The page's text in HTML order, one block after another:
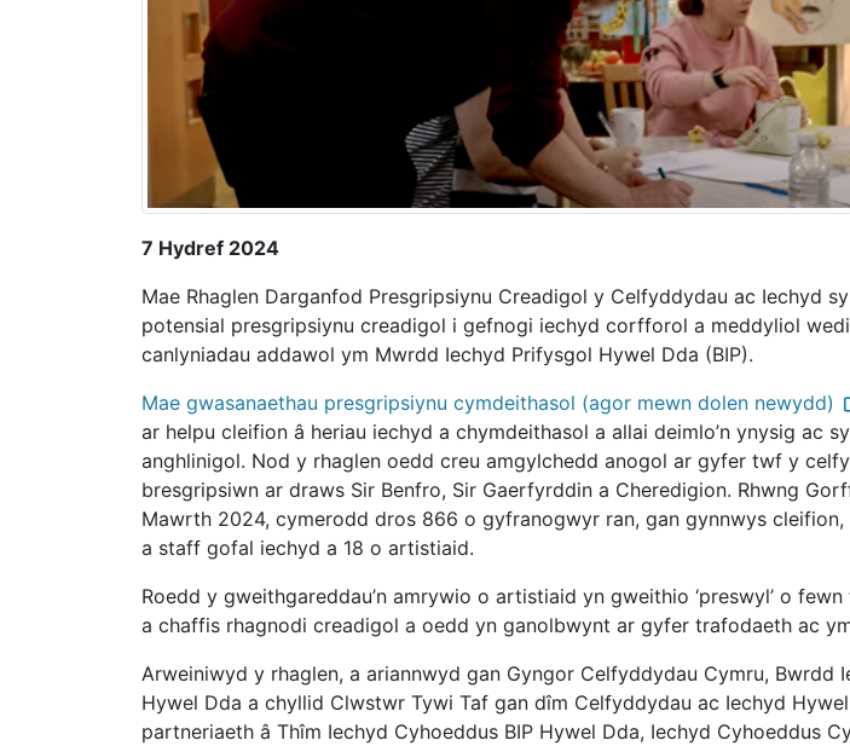
7 Hydref 2024
Mae Rhaglen Darganfod Presgripsiynu Creadigol y Celfyddydau ac Iechyd
potensial presgripsiynu creadigol i gefnogi iechyd corfforol a meddyliol
canlyniadau addawol ym Mwrdd Iechyd Prifysgol Hywel Dda (BIP).
Mae gwasanaethau presgripsiynu cymdeithasol (agor mewn dolen newydd)
ar helpu cleifion â heriau iechyd a chymdeithasol a allai deimlo’n ynysig ac
anghlinigol. Nod y rhaglen oedd creu amgylchedd anogol ar gyfer twf y
bresgripsiwn ar draws Sir Benfro, Sir Gaerfyrddin a Cheredigion. Rhwng
Mawrth 2024, cymerodd dros 866 o gyfranogwyr ran, gan gynnwys cleifion,
a staff gofal iechyd a 18 o artistiaid.
Roedd y gweithgareddau’n amrywio o artistiaid yn gweithio ‘preswyl’ o
a chaffis rhagnodi creadigol a oedd yn ganolbwynt ar gyfer trafodaeth ac
Arweiniwyd y rhaglen, a ariannwyd gan Gyngor Celfyddydau Cymru, Bwrdd
Hywel Dda a chyllid Clwstwr Tywi Taf gan dîm Celfyddydau ac Iechyd
partneriaeth â Thîm Iechyd Cyhoeddus BIP Hywel Dda, Iechyd Cyhoeddus